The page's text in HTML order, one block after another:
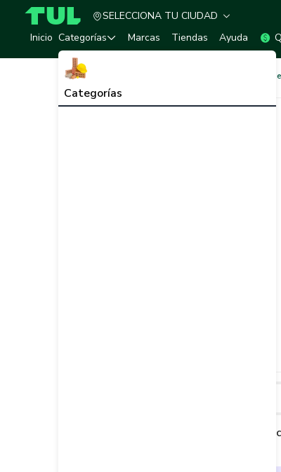
TUL - Tu Marketplace de Construcción
SELECCIONA TU CIUDAD
Inicio Categorías
Categorías
Marcas Tiendas Ayuda
Redes
Descripción del